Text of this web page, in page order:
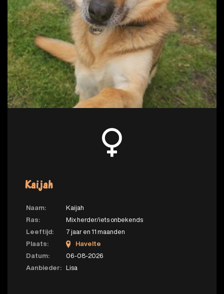
Kaijah
Naam:
Kaijah
Ras:
Mix herder/iets onbekends
Leeftijd:
7 jaar en 11 maanden
Plaats:
Havelte
Datum:
06-08-2026
Aanbieder:
Lisa